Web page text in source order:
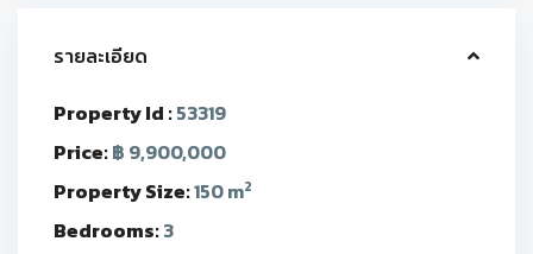
รายละเอียด
Property Id :53319
Price:฿ 9,900,000
Property Size:150 m2
Bedrooms:3